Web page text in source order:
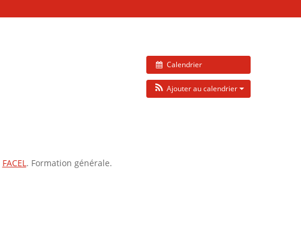
Calendrier
Ajouter au calendrier
FACEL . Formation générale.